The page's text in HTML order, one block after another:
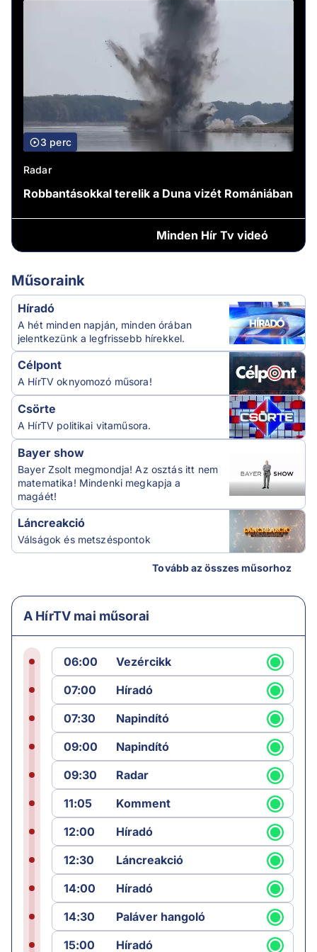
3 perc
Radar
Robbantásokkal terelik a Duna vizét Romániában
Minden Hír Tv videó
Műsoraink
Híradó
A hét minden napján, minden órában
jelentkezünk a legfrissebb hírekkel.
Célpont
A HírTV oknyomozó műsora!
Csörte
A HírTV politikai vitaműsora.
Bayer show
Bayer Zsolt megmondja! Az osztás itt nem
matematika! Mindenki megkapja a
magáét!
Láncreakció
Válságok és metszéspontok
Tovább az összes műsorhoz
A HírTV mai műsorai
06:00
Vezércikk
07:00
Híradó
07:30
Napindító
09:00
Napindító
09:30
Radar
11:05
Komment
12:00
Híradó
12:30
Láncreakció
14:00
Híradó
14:30
Paláver hangoló
15:00
Híradó